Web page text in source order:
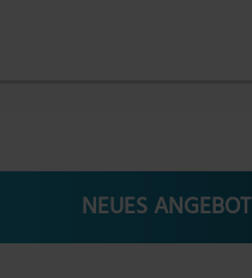
NEUES ANGEBOT